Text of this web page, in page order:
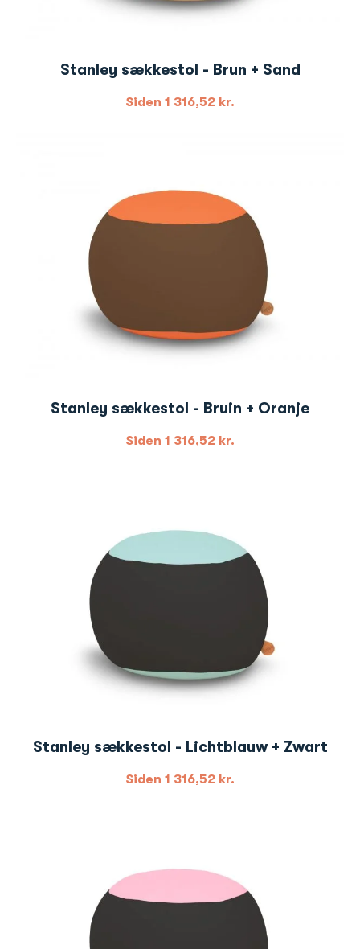
Stanley sækkestol - Brun + Sand
Siden 1 316,52 kr.
Stanley sækkestol - Bruin + Oranje
Siden 1 316,52 kr.
Stanley sækkestol - Lichtblauw + Zwart
Siden 1 316,52 kr.